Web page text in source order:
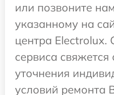
или позвоните
указанному на
центра Electrolux.
сервиса
уточнения
условий ремонта